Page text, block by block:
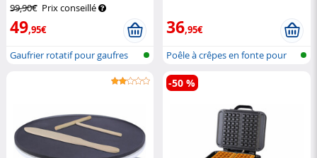
99,90€ Prix conseillé
49,95€
Gaufrier rotatif pour gaufres
36,95€
Poêle à crêpes en fonte pour
gril e...
-50 %